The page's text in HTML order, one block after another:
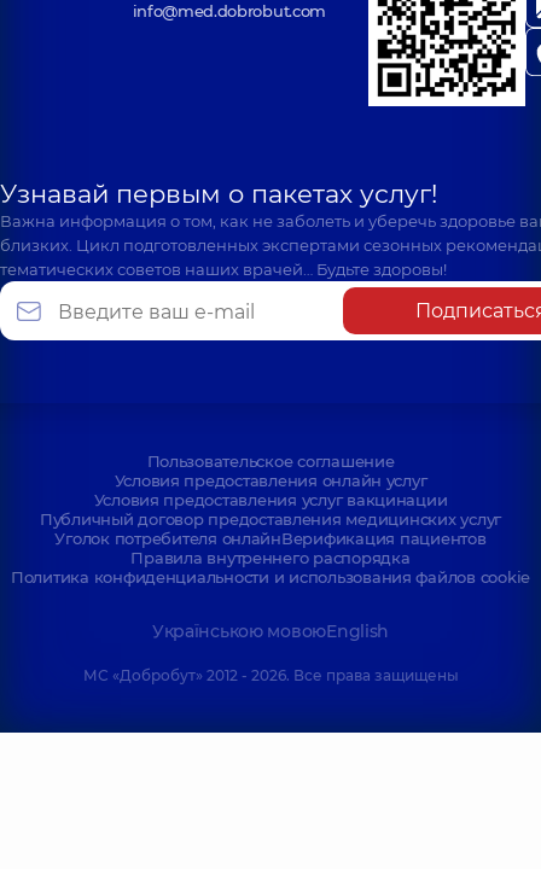
info@med.dobrobut.com
Узнавай первым о пакетах услуг!
Важна информация о том, как не заболеть и уберечь здоровье
близких. Цикл подготовленных экспертами сезонных
тематических советов наших врачей… Будьте здоровы!
Пользовательское соглашение
Условия предоставления онлайн услуг
Условия предоставления услуг вакцинации
Публичный договор предоставления медицинских услуг
Уголок потребителя онлайнВерификация пациентов
Правила внутреннего распорядка
Политика конфиденциальности и использования файлов cookie
Українською мовоюEnglish
МС «Добробут» 2012 - 2026. Все права защищены